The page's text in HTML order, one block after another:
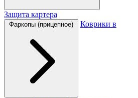
Защита картера
Фаркопы (прицепное) Коврики в